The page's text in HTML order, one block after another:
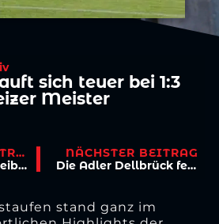
sich teuer bei 1:3
Meister
VORHERIGER BEITRAG
Wintec Autoglas bleibt langfristig Teil der Viktoria-Vamilie
NÄCHSTER BEITRAG
Die Adler Dellbrück feiern 100 Jahre – die Viktoria ist gleich doppelt dabei!
stand ganz im